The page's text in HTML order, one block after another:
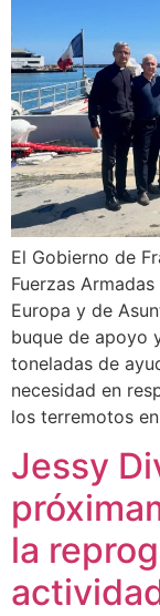
El Gobierno de
Fuerzas
Europa y de
buque de apoyo
toneladas de
necesidad en
los terremotos
Jessy
la